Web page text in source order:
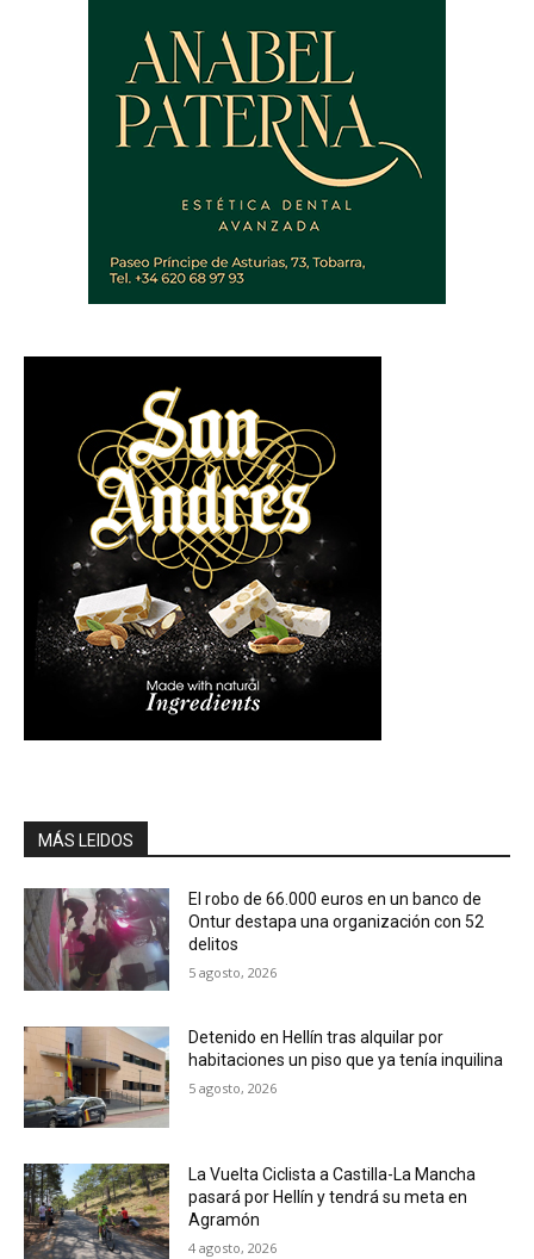
MÁS LEIDOS
El robo de 66.000 euros en un banco de
Ontur destapa una organización con 52
delitos
5 agosto, 2026
Detenido en Hellín tras alquilar por
habitaciones un piso que ya tenía inquilina
5 agosto, 2026
La Vuelta Ciclista a Castilla-La Mancha
pasará por Hellín y tendrá su meta en
Agramón
4 agosto, 2026